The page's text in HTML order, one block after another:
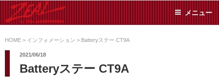
ン
ツ
ス
SUMIYAMA
た日常メンテから各種チ
ューニングまで、車に関
リーでお任せください!
メニュー
HOME > インフォメーション > Batteryステー CT9A
2021/06/18
Batteryステー CT9A